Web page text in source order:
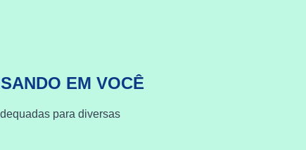
EM VOCÊ
para diversas